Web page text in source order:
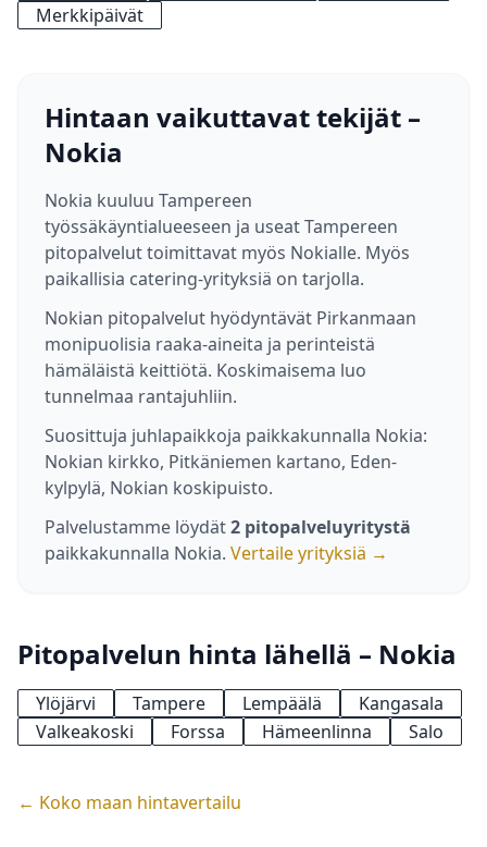
Merkkipäivät
Hintaan vaikuttavat tekijät –
Nokia
Nokia kuuluu Tampereen
työssäkäyntialueeseen ja useat Tampereen
pitopalvelut toimittavat myös Nokialle. Myös
paikallisia catering-yrityksiä on tarjolla.
Nokian pitopalvelut hyödyntävät Pirkanmaan
monipuolisia raaka-aineita ja perinteistä
hämäläistä keittiötä. Koskimaisema luo
tunnelmaa rantajuhliin.
Suosittuja juhlapaikkoja paikkakunnalla Nokia:
Nokian kirkko, Pitkäniemen kartano, Eden-
kylpylä, Nokian koskipuisto.
Palvelustamme löydät2 pitopalveluyritystä
paikkakunnalla Nokia. Vertaile yrityksiä →
Pitopalvelun hinta lähellä – Nokia
Ylöjärvi Tampere Lempäälä
Kangasala
Valkeakoski
Forssa Hämeenlinna Salo
← Koko maan hintavertailu